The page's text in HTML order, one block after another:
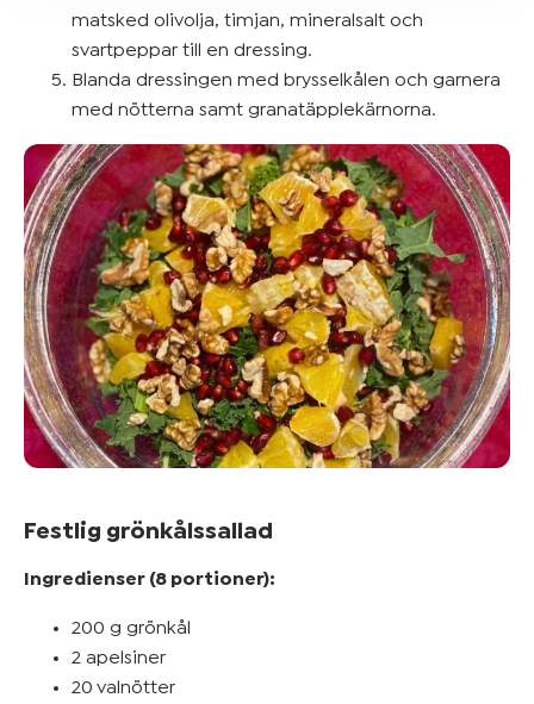
matsked olivolja, timjan, mineralsalt och
svartpeppar till en dressing.
Blanda dressingen med brysselkålen och garnera
med nötterna samt granatäpplekärnorna.
Festlig grönkålssallad
Ingredienser (8 portioner):
200 g grönkål
2 apelsiner
20 valnötter